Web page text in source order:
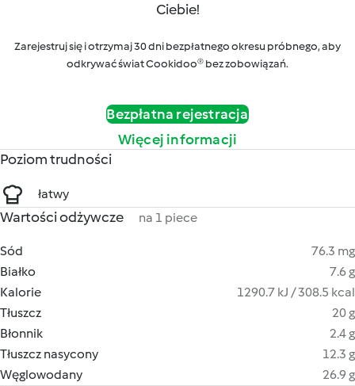
Ciebie!
Zarejestruj się i otrzymaj 30 dni bezpłatnego okresu próbnego, aby
odkrywać świat Cookidoo® bez zobowiązań.
Bezpłatna rejestracja
Więcej informacji
Poziom trudności
łatwy
Wartości odżywcze na 1 piece
Sód
76.3 mg
Białko
7.6 g
Kalorie
1290.7 kJ / 308.5 kcal
Tłuszcz
20 g
Błonnik
2.4 g
Tłuszcz nasycony
12.3 g
Węglowodany
26.9 g